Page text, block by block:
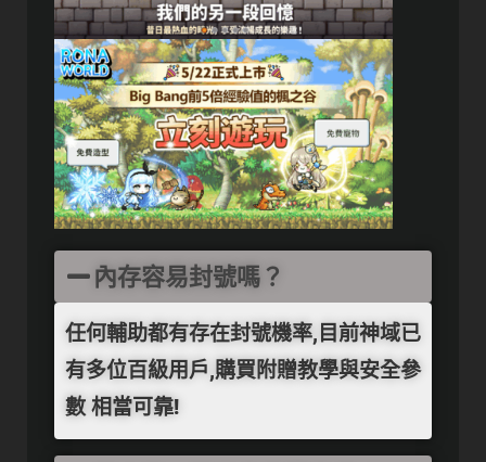
內存容易封號嗎？
任何輔助都有存在封號機率,目前神域已
有多位百級用戶,購買附贈教學與安全參
數 相當可靠!